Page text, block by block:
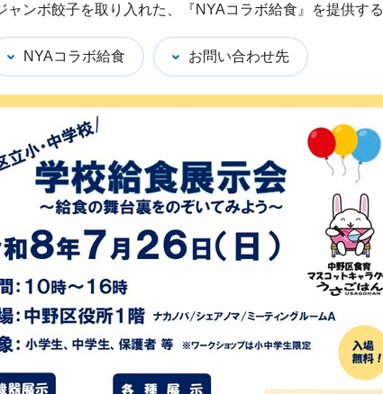
ンボ餃子を取り入れた、『NYAコラボ給食』を提供する
NYAコラボ給食 お問い合わせ先